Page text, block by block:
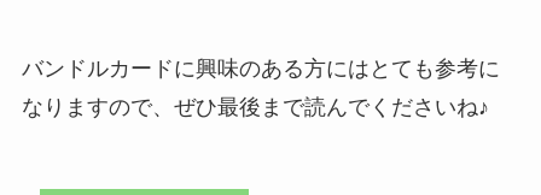
バンドルカードに興味のある方にはとても参考に
なりますので、ぜひ最後まで読んでくださいね♪